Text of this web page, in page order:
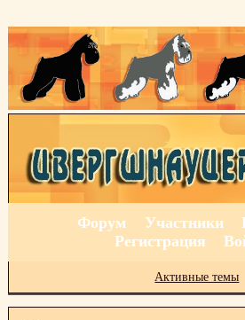
Форум Участники
Регистрация
Активные темы